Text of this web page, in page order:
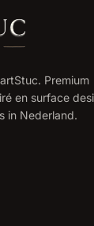
Premium
en surface
in Nederland.